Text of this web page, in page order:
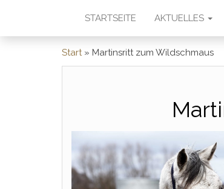
STARTSEITE AKTUELLES
Start» Martinsritt zum Wildschmaus